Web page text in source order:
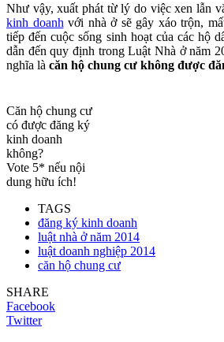
Như vậy, xuất phát từ lý do việc xen lẫn
kinh doanh với nhà ở sẽ gây xáo trộn,
tiếp đến cuộc sống sinh hoạt của các hộ
dẫn đến quy định trong Luật Nhà ở năm
nghĩa là căn hộ chung cư không được
Căn hộ chung cư
có được đăng ký
kinh doanh
không?
Vote 5* nếu nội
dung hữu ích!
TAGS
đăng ký kinh doanh
luật nhà ở năm 2014
luật doanh nghiệp 2014
căn hộ chung cư
SHARE
Facebook
Twitter